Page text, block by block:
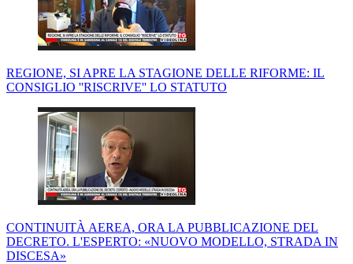
REGIONE, SI APRE LA STAGIONE DELLE RIFORME: IL
CONSIGLIO ''RISCRIVE'' LO STATUTO
CONTINUITÀ AEREA, ORA LA PUBBLICAZIONE DEL
DECRETO. L'ESPERTO: «NUOVO MODELLO, STRADA IN
DISCESA»